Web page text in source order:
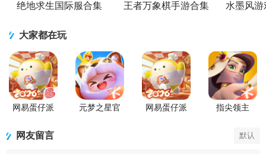
绝地求生国际服合集 王者万象棋手游合集 水墨风
大家都在玩
网易蛋仔派
元梦之星官
网易蛋仔派
指尖领主
网友留言 默认